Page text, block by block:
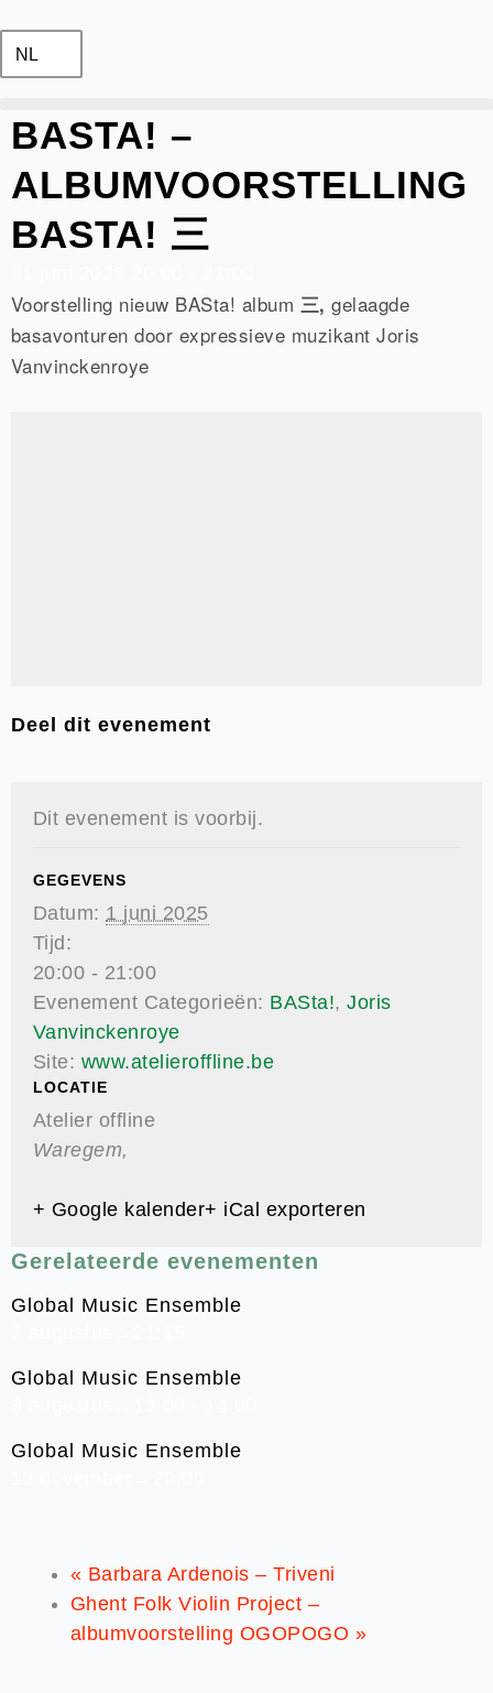
naar
de
NL
BASTA! –
ALBUMVOORSTELLING
BASTA! 三
Voorstelling nieuw BASta! album 三,gelaagde
basavonturen door expressieve muzikant Joris
Vanvinckenroye
Deel dit evenement
Dit evenement is voorbij.
GEGEVENS
Datum: 1 juni 2025
Tijd:
20:00 - 21:00
Evenement Categorieën: BASta!,Joris
Vanvinckenroye
Site: www.atelieroffline.be
LOCATIE
Atelier offline
Waregem,
+ Google kalender+ iCal exporteren
Gerelateerde evenementen
Global Music Ensemble
Global Music Ensemble
Global Music Ensemble
« Barbara Ardenois – Triveni
Ghent Folk Violin Project –
albumvoorstelling OGOPOGO »